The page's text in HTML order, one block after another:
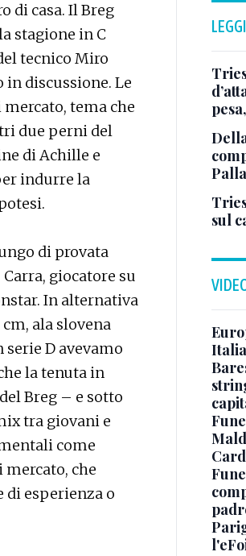
di casa. Il Breg
stagione in C
tecnico Miro
in discussione. Le
tema che
due perni del
di Achille e
indurre la
di provata
giocatore su
In alternativa
ala slovena
D avevamo
la tenuta in
Breg – e sotto
tra giovani e
come
che
di esperienza o
sul